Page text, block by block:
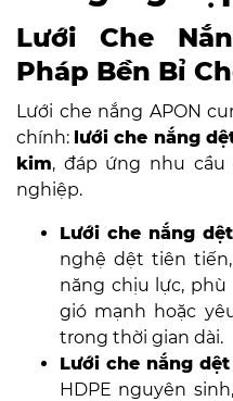
Lưới Che
Pháp Bền Bỉ
Lưới che nắng APON
chính: lưới che nắng
kim, đáp ứng nhu cầu
nghiệp.
Lưới che nắng
nghệ dệt tiên
năng chịu lực,
gió mạnh hoặc
trong thời gian dài.
Lưới che nắng
HDPE nguyên